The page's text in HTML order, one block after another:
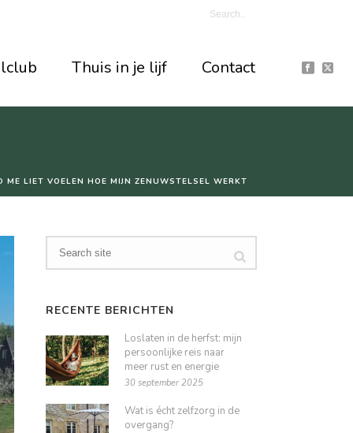
Thuis in je lijf Contact
ME LIET VOELEN HOE MIJN ZENUWSTELSEL WERKT
RECENTE BERICHTEN
Loslaten in de herfst: mijn
persoonlijke reis naar
meer rust en energie
30 september 2025
Wat is écht zelfzorg in de
overgang?